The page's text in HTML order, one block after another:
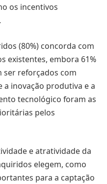
os incentivos
(80%) concorda com
existentes, embora 61%
ser reforçados com
a inovação produtiva e a
tecnológico foram as
pelos
e atratividade da
elegem, como
para a captação